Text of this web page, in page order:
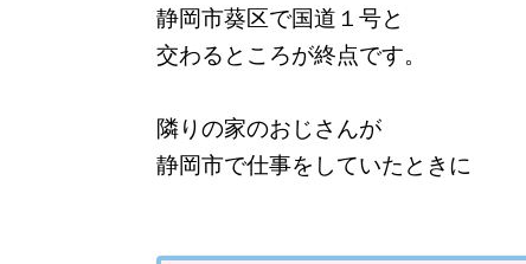
静岡市葵区で国道１号と
交わるところが終点です。
隣りの家のおじさんが
静岡市で仕事をしていたときに